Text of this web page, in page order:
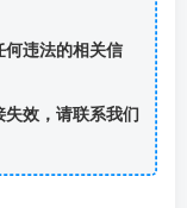
违法的相关信
效，请联系我们